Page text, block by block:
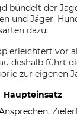
bündelt der
und Jäger,
dazu.
erleichtert vor
deshalb führt
zur eigenen
Haupteinsatz